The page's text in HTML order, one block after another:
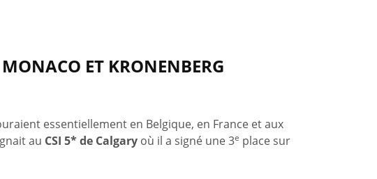
ET KRONENBERG
essentiellement en Belgique, en France et aux
au CSI 5* de Calgary où il a signé une 3e place sur